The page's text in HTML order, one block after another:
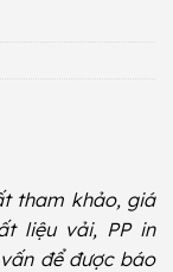
tham khảo, giá
liệu vải, PP in
để được báo